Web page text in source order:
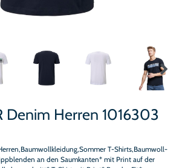
Denim Herren 1016303
T-Shirts,Baumwoll-
an den Saumkanten* mit Print auf der